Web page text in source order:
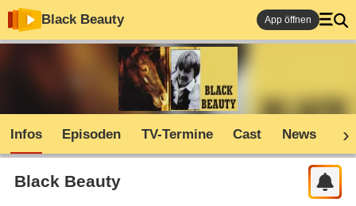
Black Beauty App öffnen
Infos Episoden TV-Termine Cast News
Black Beauty